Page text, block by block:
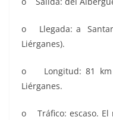
o Llegada: a
Liérganes).
o Longitud: 81 km
Liérganes.
o Tráfico: escaso. El